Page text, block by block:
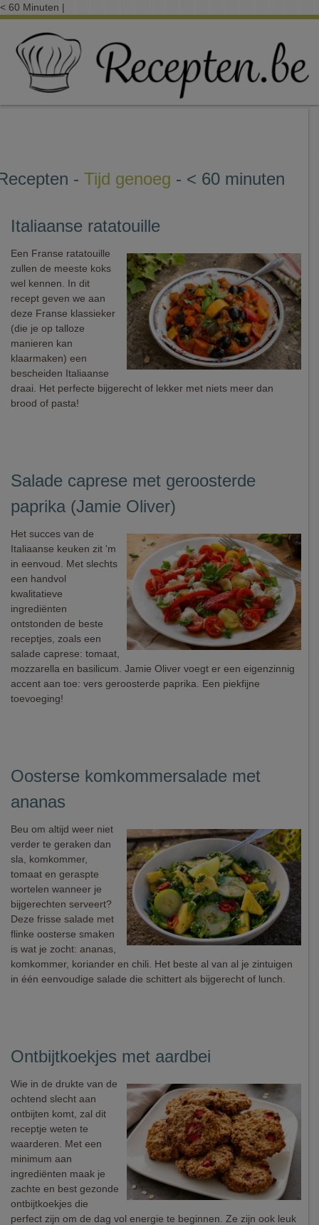
< 60 Minuten |
- Tijd genoeg - < 60 minuten
Italiaanse ratatouille
Een Franse ratatouille
zullen de meeste koks
wel kennen. In dit
recept geven we aan
deze Franse klassieker
(die je op talloze
manieren kan
klaarmaken) een
bescheiden Italiaanse
draai. Het perfecte bijgerecht of lekker met niets meer dan
brood of pasta!
Salade caprese met geroosterde
paprika (Jamie Oliver)
Het succes van de
Italiaanse keuken zit 'm
in eenvoud. Met slechts
een handvol
kwalitatieve
ingrediënten
ontstonden de beste
receptjes, zoals een
salade caprese: tomaat,
mozzarella en basilicum. Jamie Oliver voegt er een eigenzinnig
accent aan toe: vers geroosterde paprika. Een piekfijne
toevoeging!
Oosterse komkommersalade met
ananas
Beu om altijd weer niet
verder te geraken dan
sla, komkommer,
tomaat en geraspte
wortelen wanneer je
bijgerechten serveert?
Deze frisse salade met
flinke oosterse smaken
is wat je zocht: ananas,
komkommer, koriander en chili. Het beste al van al je zintuigen
in één eenvoudige salade die schittert als bijgerecht of lunch.
Ontbijtkoekjes met aardbei
Wie in de drukte van de
ochtend slecht aan
ontbijten komt, zal dit
receptje weten te
waarderen. Met een
minimum aan
ingrediënten maak je
zachte en best gezonde
ontbijtkoekjes die
perfect zijn om de dag vol energie te beginnen. Ze zijn ook leuk